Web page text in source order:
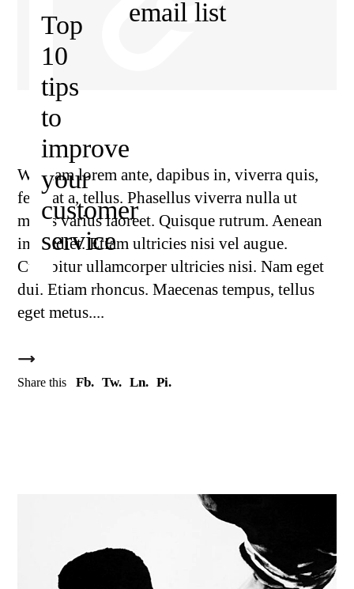
email list
Top
10
tips
to
improve
your
customer
service
Wiquam lorem ante, dapibus in, viverra quis,
feugiat a, tellus. Phasellus viverra nulla ut
metus varius laoreet. Quisque rutrum. Aenean
imperdiet. Etiam ultricies nisi vel augue.
Curabitur ullamcorper ultricies nisi. Nam eget
dui. Etiam rhoncus. Maecenas tempus, tellus
eget metus.
Share this Fb. Tw. Ln. Pi.